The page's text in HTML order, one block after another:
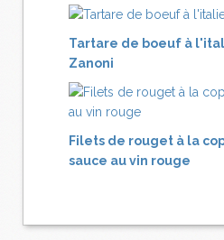
Tartare de boeuf à
Zanoni
Filets de rouget à la
sauce au vin rouge